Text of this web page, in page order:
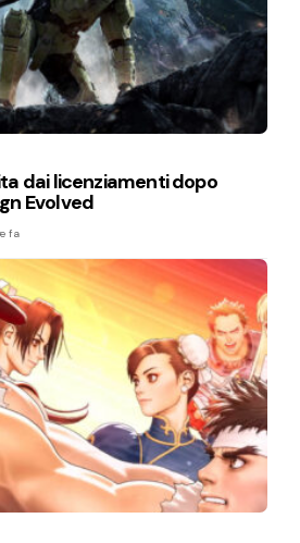
dai licenziamenti dopo
Evolved
fa